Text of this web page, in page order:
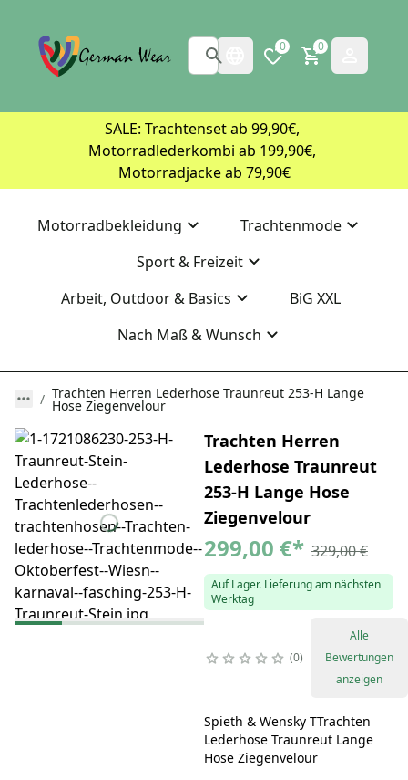
0 0
SALE: Trachtenset ab 99,90€,
Motorradlederkombi ab 199,90€,
Motorradjacke ab 79,90€
Motorradbekleidung
Trachtenmode
Sport & Freizeit
Arbeit, Outdoor & Basics
BiG XXL
Nach Maß & Wunsch
Trachten Herren Lederhose Traunreut 253-H Lange
Hose Ziegenvelour
Trachten Herren
Lederhose Traunreut
253-H Lange Hose
Ziegenvelour
299,00 €* 329,00 €
Auf Lager. Lieferung am nächsten
Werktag
0
Alle
Bewertungen
anzeigen
Spieth & Wensky TTrachten
Lederhose Traunreut Lange
Hose Ziegenvelour